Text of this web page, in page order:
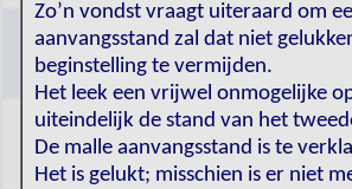
Zo’n vondst vraagt uiteraard om
aanvangsstand zal dat niet
beginstelling te vermijden.
Het leek een vrijwel onmogelijke
uiteindelijk de stand van het
De malle aanvangsstand is te
Het is gelukt; misschien is er niet